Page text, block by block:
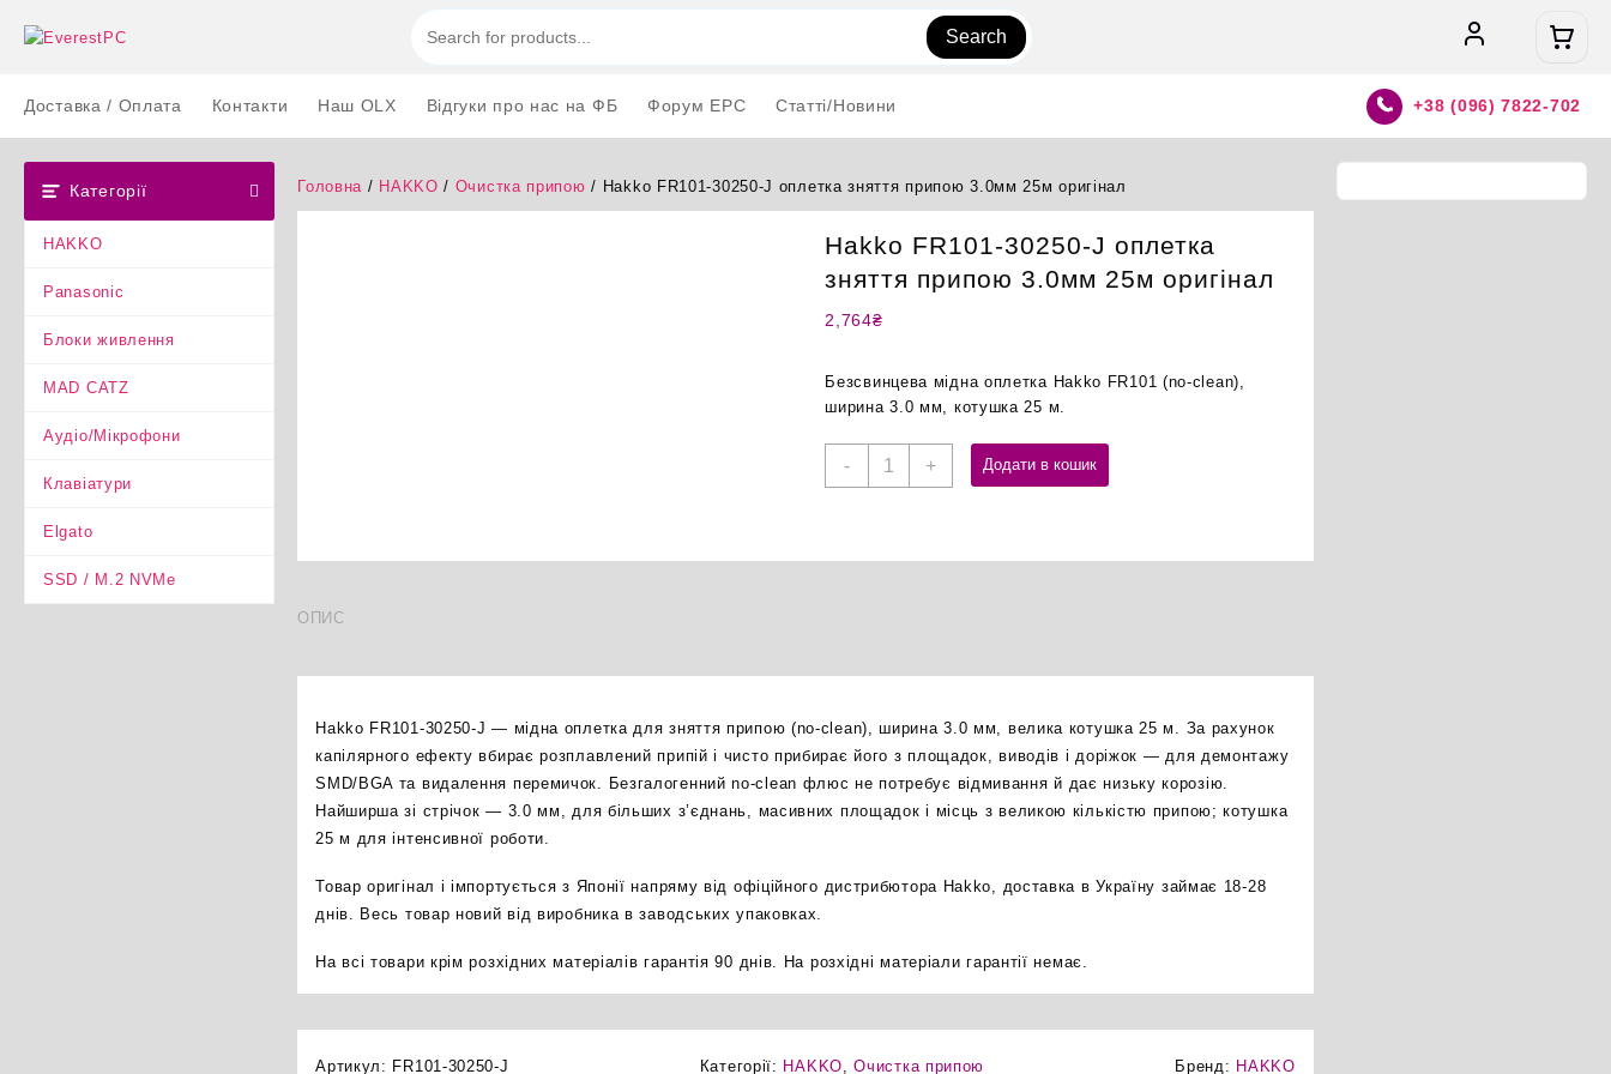
Search
Доставка / Оплата Контакти Наш OLX Відгуки про нас на ФБ Форум EPC Статті/Новини +38 (096) 7822-702
Категорії
HAKKO
Panasonic
Блоки живлення
MAD CATZ
Аудіо/Мікрофони
Клавіатури
Elgato
SSD / M.2 NVMe
Головна / HAKKO / Очистка припою / Hakko FR101-30250-J оплетка зняття припою 3.0мм 25м оригінал
Hakko FR101-30250-J оплетка
зняття припою 3.0мм 25м оригінал
2,764₴
Безсвинцева мідна оплетка Hakko FR101 (no-clean),
ширина 3.0 мм, котушка 25 м.
-
Hakko
оплетка
+ Додати в кошик
ОПИС
Hakko FR101-30250-J — мідна оплетка для зняття припою (no-clean), ширина 3.0 мм, велика котушка 25 м. За рахунок
капілярного ефекту вбирає розплавлений припій і чисто прибирає його з площадок, виводів і доріжок — для демонтажу
SMD/BGA та видалення перемичок. Безгалогенний no-clean флюс не потребує відмивання й дає низьку корозію.
Найширша зі стрічок — 3.0 мм, для більших з’єднань, масивних площадок і місць з великою кількістю припою; котушка
25 м для інтенсивної роботи.
Товар оригінал і імпортується з Японії напряму від офіційного дистрибютора Hakko, доставка в Україну займає 18-28
днів. Весь товар новий від виробника в заводських упаковках.
На всі товари крім розхідних матеріалів гарантія 90 днів. На розхідні матеріали гарантії немає.
Артикул: FR101-30250-J Категорії: HAKKO,Очистка припою Бренд: HAKKO